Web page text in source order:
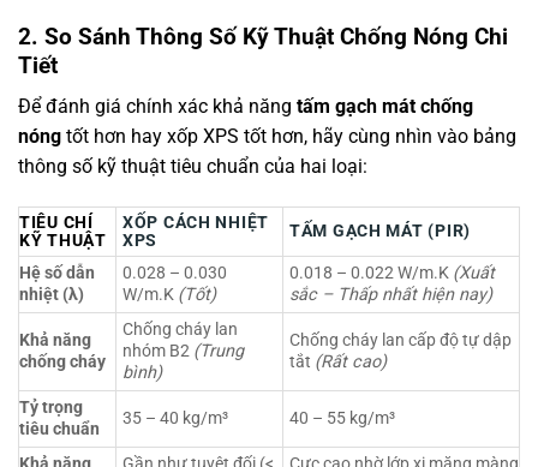
2. So Sánh Thông Số Kỹ Thuật Chống Nóng Chi
Tiết
Để đánh giá chính xác khả năng tấm gạch mát chống
nóng tốt hơn hay xốp XPS tốt hơn, hãy cùng nhìn vào bảng
thông số kỹ thuật tiêu chuẩn của hai loại:
TIÊU CHÍ
KỸ THUẬT
XỐP CÁCH NHIỆT
XPS
TẤM GẠCH MÁT (PIR)
Hệ số dẫn
nhiệt (λ)
0.028 – 0.030
W/m.K (Tốt)
0.018 – 0.022 W/m.K (Xuất
sắc – Thấp nhất hiện nay)
Khả năng
chống cháy
Chống cháy lan
nhóm B2 (Trung
bình)
Chống cháy lan cấp độ tự dập
tắt (Rất cao)
Tỷ trọng
tiêu chuẩn
35 – 40 kg/m³ 40 – 55 kg/m³